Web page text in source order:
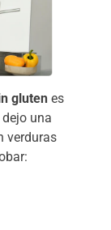
gluten es
una
verduras